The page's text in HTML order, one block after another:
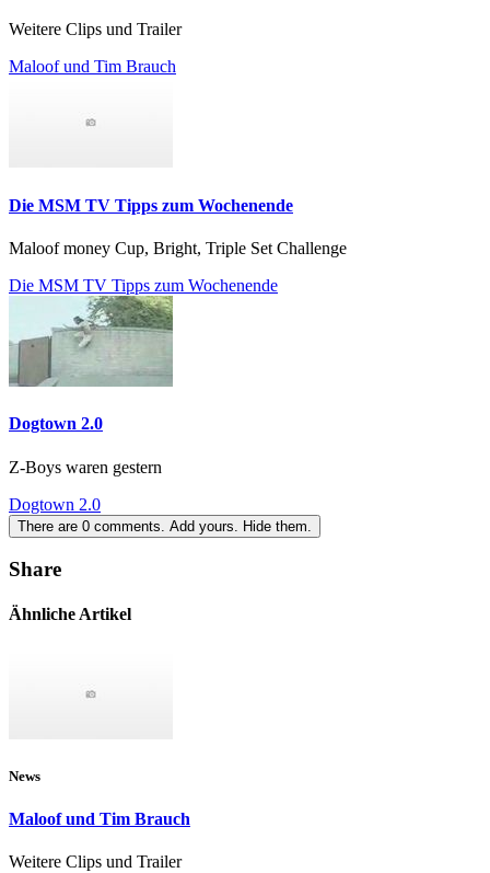
Weitere Clips und Trailer
Maloof und Tim Brauch
Die MSM TV Tipps zum Wochenende
Maloof money Cup, Bright, Triple Set Challenge
Die MSM TV Tipps zum Wochenende
Dogtown 2.0
Z-Boys waren gestern
Dogtown 2.0
There are 0 comments. Add yours. Hide them.
Share
Ähnliche Artikel
News
Maloof und Tim Brauch
Weitere Clips und Trailer